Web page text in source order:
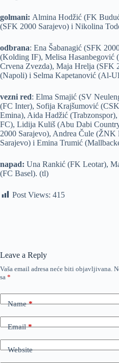
golmani: Almina Hodžić (FK
(SFK 2000 Sarajevo) i Nikolina
odbrana: Ena Šabanagić (SFK
(Kolding IF), Melisa
Crvena Zvezda), Maja Hrelja (SFK
(Napoli) i Selma Kapetanović (Al-
vezni red: Elma Smajić (SV
(FC Inter), Sofija Krajšumović
Emina), Aida Hadžić
FC), Lidija Kuliš (Abu Dabi
2000 Sarajevo), Andrea Čule
Sarajevo) i Emina Trumić
napad: Una Rankić (FK Leotar),
(FC Basel). (tl)
Post Views: 415
Leave a Reply
Vaša email adresa neće biti objavljivana.
sa *
Name*
Email*
Website